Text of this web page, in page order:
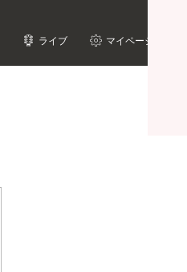
ライブ マイページ